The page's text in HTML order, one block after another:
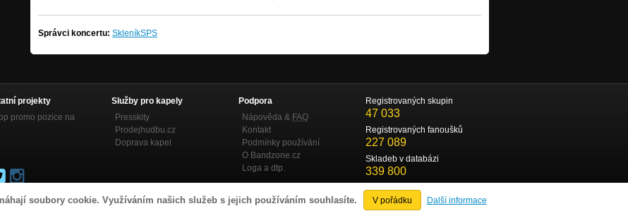
soubory cookie. Využíváním našich služeb s jejich používáním souhlasíte. V pořádku Další informace
Správci koncertu: SkleníkSPS
projekty
promo pozice na
Služby pro kapely
Presskity
Prodejhudbu.cz
Doprava kapel
Podpora
Nápověda & FAQ
Kontakt
Podmínky používání
O Bandzone.cz
Loga a dtp.
Registrovaných skupin
47 033
Registrovaných fanoušků
227 089
Skladeb v databázi
339 800